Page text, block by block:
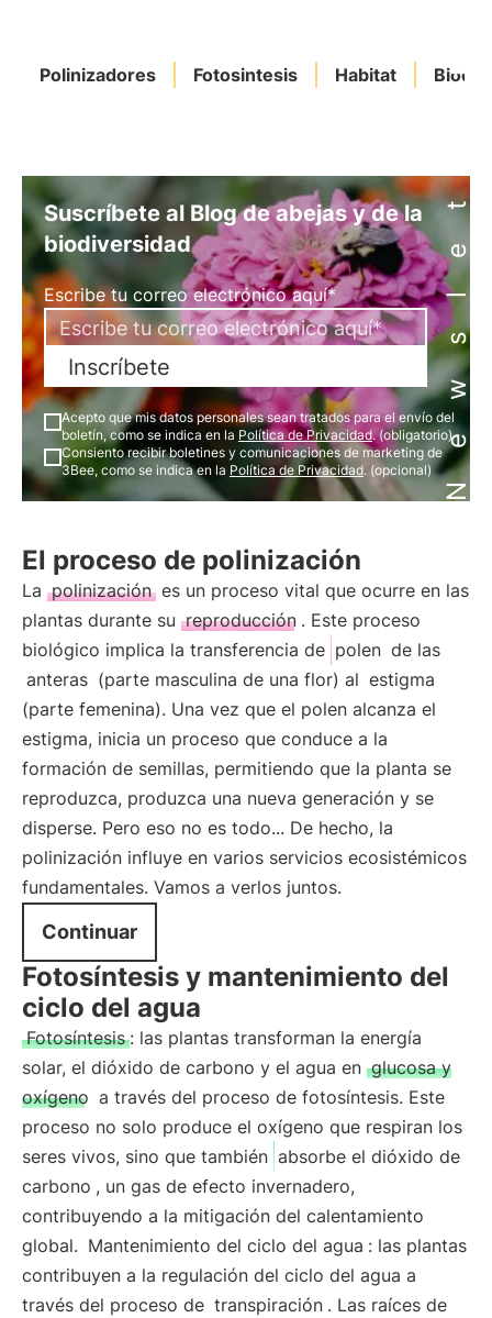
Polinizadores Fotosintesis Habitat Newsletter
Suscríbete al Blog de abejas y de la
biodiversidad
Escribe tu correo electrónico aquí*
Inscríbete
Acepto que mis datos personales sean tratados para el envío del
boletín, como se indica en la Política de Privacidad. (obligatorio)
Consiento recibir boletines y comunicaciones de marketing de
3Bee, como se indica en la Política de Privacidad. (opcional)
El proceso de polinización
La polinización es un proceso vital que ocurre en las
plantas durante su reproducción . Este proceso
biológico implica la transferencia de polen de las
anteras (parte masculina de una flor) al estigma
(parte femenina). Una vez que el polen alcanza el
estigma, inicia un proceso que conduce a la
formación de semillas, permitiendo que la planta se
reproduzca, produzca una nueva generación y se
disperse. Pero eso no es todo... De hecho, la
polinización influye en varios servicios ecosistémicos
fundamentales. Vamos a verlos juntos.
Continuar
Fotosíntesis y mantenimiento del
ciclo del agua
Fotosíntesis : las plantas transforman la energía
solar, el dióxido de carbono y el agua en glucosa y
oxígeno a través del proceso de fotosíntesis. Este
proceso no solo produce el oxígeno que respiran los
seres vivos, sino que también absorbe el dióxido de
carbono , un gas de efecto invernadero,
contribuyendo a la mitigación del calentamiento
global. Mantenimiento del ciclo del agua : las plantas
contribuyen a la regulación del ciclo del agua a
través del proceso de transpiración . Las raíces de